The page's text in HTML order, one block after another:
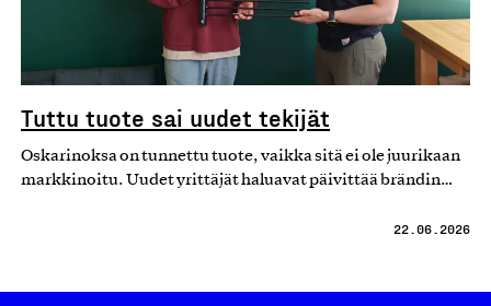
Tuttu tuote sai uudet tekijät
Oskarinoksa on tunnettu tuote, vaikka sitä ei ole juurikaan
markkinoitu. Uudet yrittäjät haluavat päivittää brändin…
22.06.2026